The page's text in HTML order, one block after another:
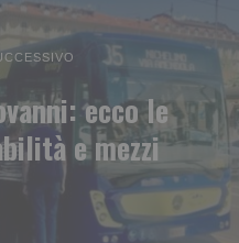
ecco le
e mezzi